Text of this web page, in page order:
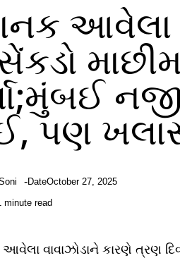
આવેલા
પણ
DateOctober 27, 2025
minute read
આવેલા વાવાઝોડાને કારણે ત્રણ